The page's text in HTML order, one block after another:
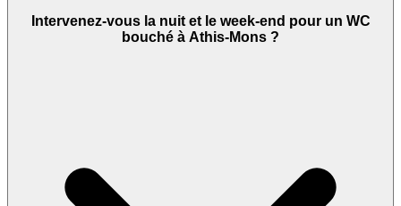
Intervenez-vous la nuit et le week-end pour un WC
bouché à Athis-Mons ?